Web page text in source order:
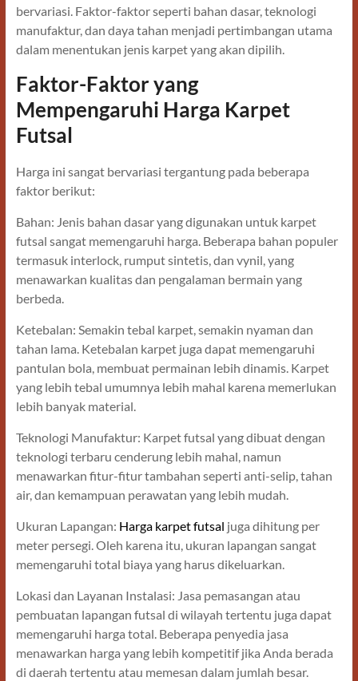
bervariasi. Faktor-faktor seperti bahan dasar, teknologi
manufaktur, dan daya tahan menjadi pertimbangan utama
dalam menentukan jenis karpet yang akan dipilih.
Faktor-Faktor yang
Mempengaruhi Harga Karpet
Futsal
Harga ini sangat bervariasi tergantung pada beberapa
faktor berikut:
Bahan: Jenis bahan dasar yang digunakan untuk karpet
futsal sangat memengaruhi harga. Beberapa bahan populer
termasuk interlock, rumput sintetis, dan vynil, yang
menawarkan kualitas dan pengalaman bermain yang
berbeda.
Ketebalan: Semakin tebal karpet, semakin nyaman dan
tahan lama. Ketebalan karpet juga dapat memengaruhi
pantulan bola, membuat permainan lebih dinamis. Karpet
yang lebih tebal umumnya lebih mahal karena memerlukan
lebih banyak material.
Teknologi Manufaktur: Karpet futsal yang dibuat dengan
teknologi terbaru cenderung lebih mahal, namun
menawarkan fitur-fitur tambahan seperti anti-selip, tahan
air, dan kemampuan perawatan yang lebih mudah.
Ukuran Lapangan: Harga karpet futsal juga dihitung per
meter persegi. Oleh karena itu, ukuran lapangan sangat
memengaruhi total biaya yang harus dikeluarkan.
Lokasi dan Layanan Instalasi: Jasa pemasangan atau
pembuatan lapangan futsal di wilayah tertentu juga dapat
memengaruhi harga total. Beberapa penyedia jasa
menawarkan harga yang lebih kompetitif jika Anda berada
di daerah tertentu atau memesan dalam jumlah besar.